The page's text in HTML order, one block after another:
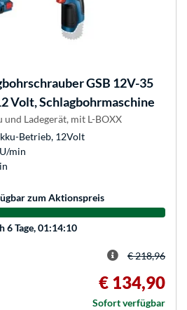
GSB 12V-35
Volt, Schlagbohrmaschine
und Ladegerät, mit L-BOXX
Betrieb, 12Volt
min
zum Aktionspreis
6 Tage, 01:14:10
€ 218,96
€ 134,90
Sofort verfügbar